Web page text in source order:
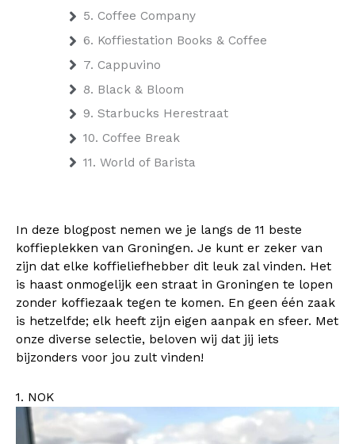
5. Coffee Company
6. Koffiestation Books & Coffee
7. Cappuvino
8. Black & Bloom
9. Starbucks Herestraat
10. Coffee Break
11. World of Barista
In deze blogpost nemen we je langs de 11 beste
koffieplekken van Groningen. Je kunt er zeker van
zijn dat elke koffieliefhebber dit leuk zal vinden. Het
is haast onmogelijk een straat in Groningen te lopen
zonder koffiezaak tegen te komen. En geen één zaak
is hetzelfde; elk heeft zijn eigen aanpak en sfeer. Met
onze diverse selectie, beloven wij dat jij iets
bijzonders voor jou zult vinden!
1. NOK